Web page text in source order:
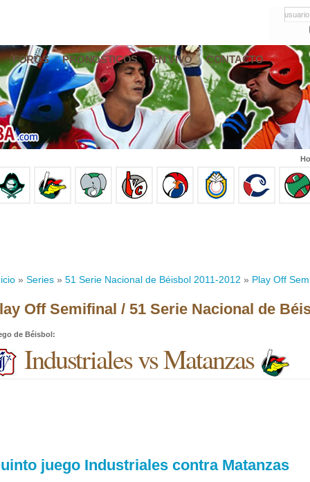
FOROS PRONÓSTICOS EN VIVO CONTACTO
» Series » 51 Serie Nacional de Béisbol 2011-2012 » Play Off
Off Semifinal / 51 Serie Nacional de
de Béisbol:
Industriales vs Matanzas
juego Industriales contra Matanzas